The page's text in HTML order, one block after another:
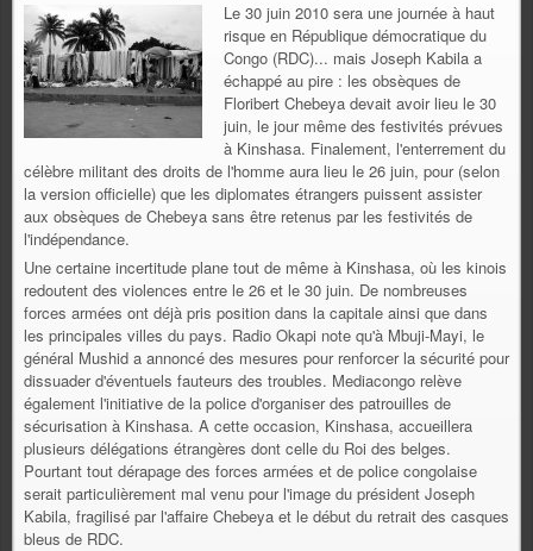
Le 30 juin 2010 sera une journée à haut
risque en République démocratique du
Congo (RDC)... mais Joseph Kabila a
échappé au pire : les obsèques de
Floribert Chebeya devait avoir lieu le 30
juin, le jour même des festivités prévues
à Kinshasa. Finalement, l'enterrement du
célèbre militant des droits de l'homme aura lieu le 26 juin, pour (selon
la version officielle) que les diplomates étrangers puissent assister
aux obsèques de Chebeya sans être retenus par les festivités de
l'indépendance.
Une certaine incertitude plane tout de même à Kinshasa, où les kinois
redoutent des violences entre le 26 et le 30 juin. De nombreuses
forces armées ont déjà pris position dans la capitale ainsi que dans
les principales villes du pays. Radio Okapi note qu'à Mbuji-Mayi, le
général Mushid a annoncé des mesures pour renforcer la sécurité pour
dissuader d'éventuels fauteurs des troubles. Mediacongo relève
également l'initiative de la police d'organiser des patrouilles de
sécurisation à Kinshasa. A cette occasion, Kinshasa, accueillera
plusieurs délégations étrangères dont celle du Roi des belges.
Pourtant tout dérapage des forces armées et de police congolaise
serait particulièrement mal venu pour l'image du président Joseph
Kabila, fragilisé par l'affaire Chebeya et le début du retrait des casques
bleus de RDC.